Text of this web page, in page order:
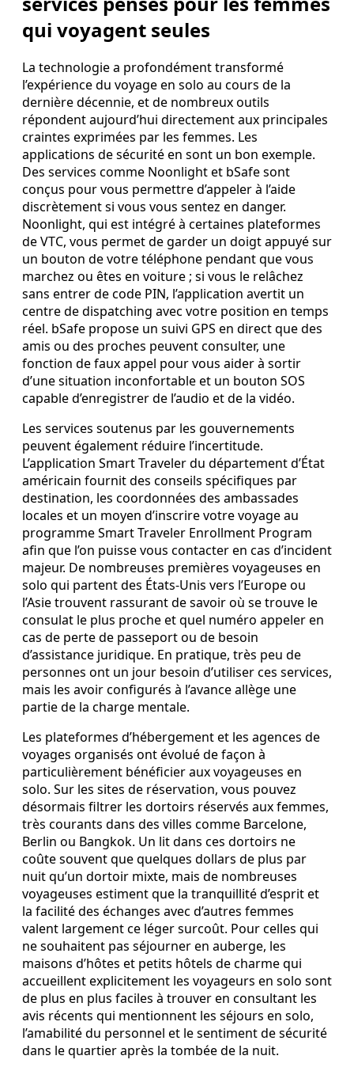
qui voyagent seules
La technologie a profondément transformé
l’expérience du voyage en solo au cours de la
dernière décennie, et de nombreux outils
répondent aujourd’hui directement aux principales
craintes exprimées par les femmes. Les
applications de sécurité en sont un bon exemple.
Des services comme Noonlight et bSafe sont
conçus pour vous permettre d’appeler à l’aide
discrètement si vous vous sentez en danger.
Noonlight, qui est intégré à certaines plateformes
de VTC, vous permet de garder un doigt appuyé sur
un bouton de votre téléphone pendant que vous
marchez ou êtes en voiture ; si vous le relâchez
sans entrer de code PIN, l’application avertit un
centre de dispatching avec votre position en temps
réel. bSafe propose un suivi GPS en direct que des
amis ou des proches peuvent consulter, une
fonction de faux appel pour vous aider à sortir
d’une situation inconfortable et un bouton SOS
capable d’enregistrer de l’audio et de la vidéo.
Les services soutenus par les gouvernements
peuvent également réduire l’incertitude.
L’application Smart Traveler du département d’État
américain fournit des conseils spécifiques par
destination, les coordonnées des ambassades
locales et un moyen d’inscrire votre voyage au
programme Smart Traveler Enrollment Program
afin que l’on puisse vous contacter en cas d’incident
majeur. De nombreuses premières voyageuses en
solo qui partent des États-Unis vers l’Europe ou
l’Asie trouvent rassurant de savoir où se trouve le
consulat le plus proche et quel numéro appeler en
cas de perte de passeport ou de besoin
d’assistance juridique. En pratique, très peu de
personnes ont un jour besoin d’utiliser ces services,
mais les avoir configurés à l’avance allège une
partie de la charge mentale.
Les plateformes d’hébergement et les agences de
voyages organisés ont évolué de façon à
particulièrement bénéficier aux voyageuses en
solo. Sur les sites de réservation, vous pouvez
désormais filtrer les dortoirs réservés aux femmes,
très courants dans des villes comme Barcelone,
Berlin ou Bangkok. Un lit dans ces dortoirs ne
coûte souvent que quelques dollars de plus par
nuit qu’un dortoir mixte, mais de nombreuses
voyageuses estiment que la tranquillité d’esprit et
la facilité des échanges avec d’autres femmes
valent largement ce léger surcoût. Pour celles qui
ne souhaitent pas séjourner en auberge, les
maisons d’hôtes et petits hôtels de charme qui
accueillent explicitement les voyageurs en solo sont
de plus en plus faciles à trouver en consultant les
avis récents qui mentionnent les séjours en solo,
l’amabilité du personnel et le sentiment de sécurité
dans le quartier après la tombée de la nuit.